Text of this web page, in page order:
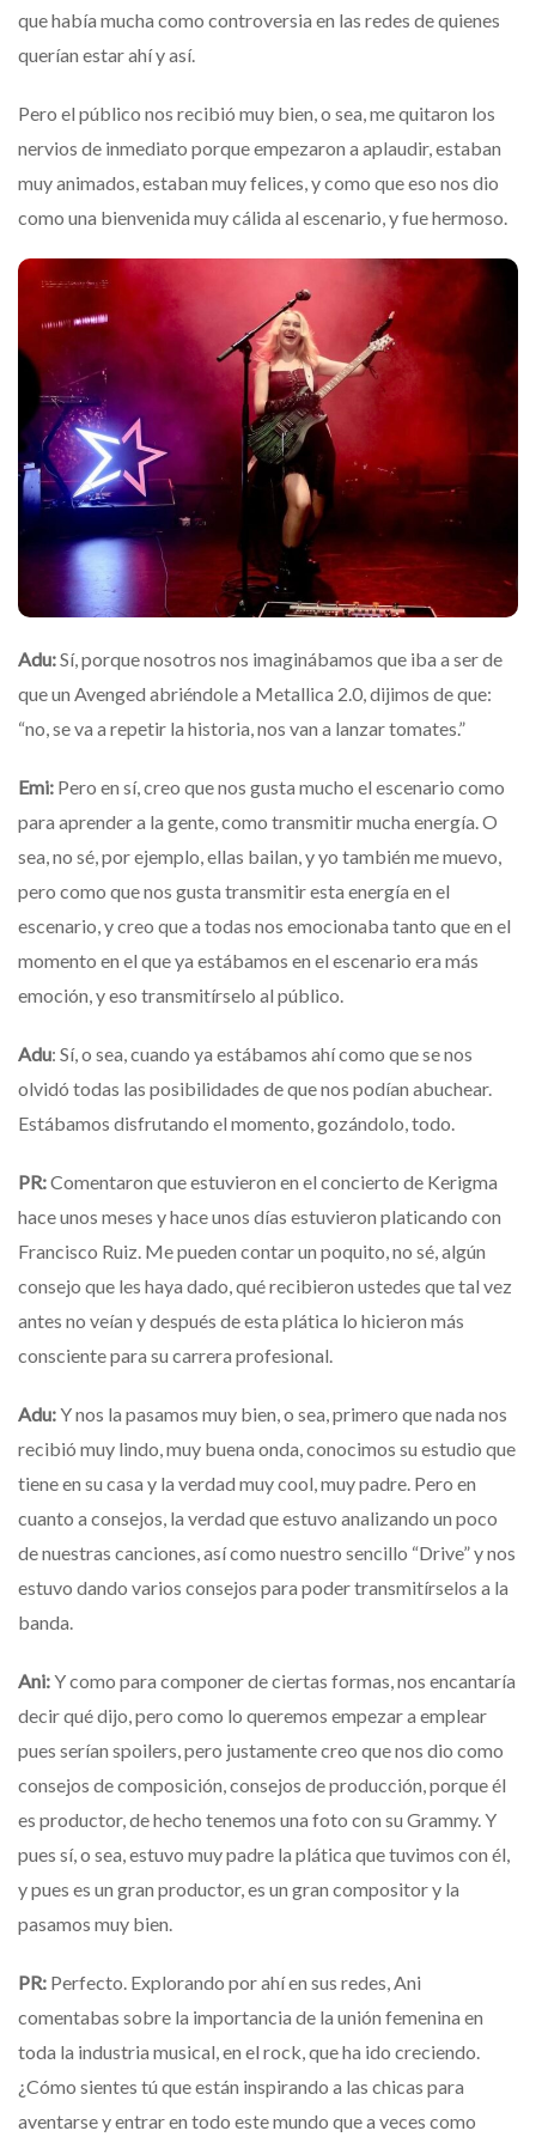
que había mucha como controversia en las redes de quienes
querían estar ahí y así.
Pero el público nos recibió muy bien, o sea, me quitaron los
nervios de inmediato porque empezaron a aplaudir, estaban
muy animados, estaban muy felices, y como que eso nos dio
como una bienvenida muy cálida al escenario, y fue hermoso.
Adu:Sí, porque nosotros nos imaginábamos que iba a ser de
que un Avenged abriéndole a Metallica 2.0, dijimos de que:
“no, se va a repetir la historia, nos van a lanzar tomates.”
Emi: Pero en sí, creo que nos gusta mucho el escenario como
para aprender a la gente, como transmitir mucha energía. O
sea, no sé, por ejemplo, ellas bailan, y yo también me muevo,
pero como que nos gusta transmitir esta energía en el
escenario, y creo que a todas nos emocionaba tanto que en el
momento en el que ya estábamos en el escenario era más
emoción, y eso transmitírselo al público.
Adu: Sí, o sea, cuando ya estábamos ahí como que se nos
olvidó todas las posibilidades de que nos podían abuchear.
Estábamos disfrutando el momento, gozándolo, todo.
PR:Comentaron que estuvieron en el concierto de Kerigma
hace unos meses y hace unos días estuvieron platicando con
Francisco Ruiz. Me pueden contar un poquito, no sé, algún
consejo que les haya dado, qué recibieron ustedes que tal vez
antes no veían y después de esta plática lo hicieron más
consciente para su carrera profesional.
Adu:Y nos la pasamos muy bien, o sea, primero que nada nos
recibió muy lindo, muy buena onda, conocimos su estudio que
tiene en su casa y la verdad muy cool, muy padre. Pero en
cuanto a consejos, la verdad que estuvo analizando un poco
de nuestras canciones, así como nuestro sencillo “Drive” y nos
estuvo dando varios consejos para poder transmitírselos a la
banda.
Ani:Y como para componer de ciertas formas, nos encantaría
decir qué dijo, pero como lo queremos empezar a emplear
pues serían spoilers, pero justamente creo que nos dio como
consejos de composición, consejos de producción, porque él
es productor, de hecho tenemos una foto con su Grammy. Y
pues sí, o sea, estuvo muy padre la plática que tuvimos con él,
y pues es un gran productor, es un gran compositor y la
pasamos muy bien.
PR: Perfecto. Explorando por ahí en sus redes, Ani
comentabas sobre la importancia de la unión femenina en
toda la industria musical, en el rock, que ha ido creciendo.
¿Cómo sientes tú que están inspirando a las chicas para
aventarse y entrar en todo este mundo que a veces como